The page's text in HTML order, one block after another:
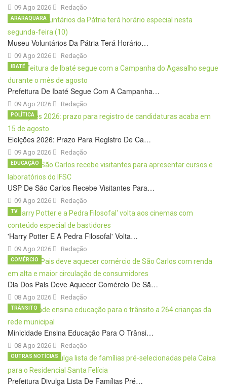
09 Ago 2026 Redação
Museu Voluntários Da Pátria Terá Horário…
09 Ago 2026
ARARAQUARA
Redação
Prefeitura De Ibaté Segue Com A Campanha…
09 Ago 2026
IBATÉ
Redação
Eleições 2026: Prazo Para Registro De Ca…
09 Ago 2026
POLÍTICA
Redação
USP De São Carlos Recebe Visitantes Para…
09 Ago 2026
EDUCAÇÃO
Redação
'Harry Potter E A Pedra Filosofal' Volta…
09 Ago 2026
TV
Redação
Dia Dos Pais Deve Aquecer Comércio De Sã…
08 Ago 2026
COMÉRCIO
Redação
Minicidade Ensina Educação Para O Trânsi…
08 Ago 2026
TRÂNSITO
Redação
Prefeitura Divulga Lista De Famílias Pré…
OUTRAS NOTÍCIAS